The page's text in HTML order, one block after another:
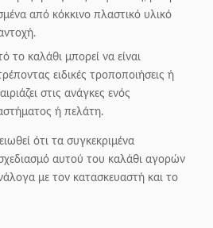
από κόκκινο πλαστικό υλικό
το καλάθι μπορεί να είναι
ειδικές τροποποιήσεις ή
στις ανάγκες ενός
ή πελάτη.
ότι τα συγκεκριμένα
αυτού του καλάθι αγορών
με τον κατασκευαστή και το